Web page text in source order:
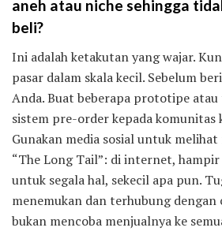
aneh atau niche sehingga
beli?
Ini adalah ketakutan yang wajar.
pasar dalam skala kecil. Sebelum
Anda. Buat beberapa prototipe
sistem pre-order kepada komunitas
Gunakan media sosial untuk
“The Long Tail”: di internet, hampir
untuk segala hal, sekecil apa pun.
menemukan dan terhubung
bukan mencoba menjualnya ke